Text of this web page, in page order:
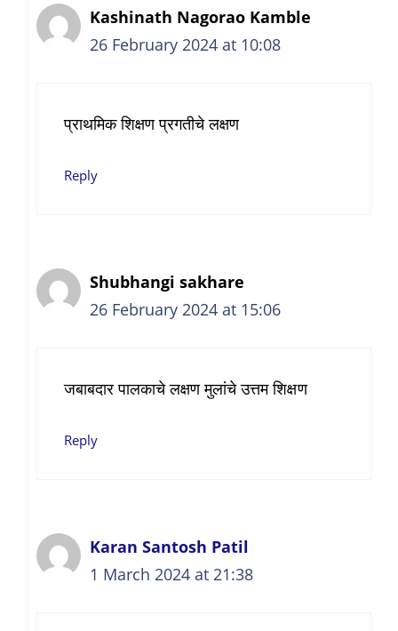
Kashinath Nagorao Kamble
26 February 2024 at 10:08
प्राथमिक शिक्षण प्रगतीचे लक्षण
Reply
Shubhangi sakhare
26 February 2024 at 15:06
जबाबदार पालकाचे लक्षण मुलांचे उत्तम शिक्षण
Reply
Karan Santosh Patil
1 March 2024 at 21:38